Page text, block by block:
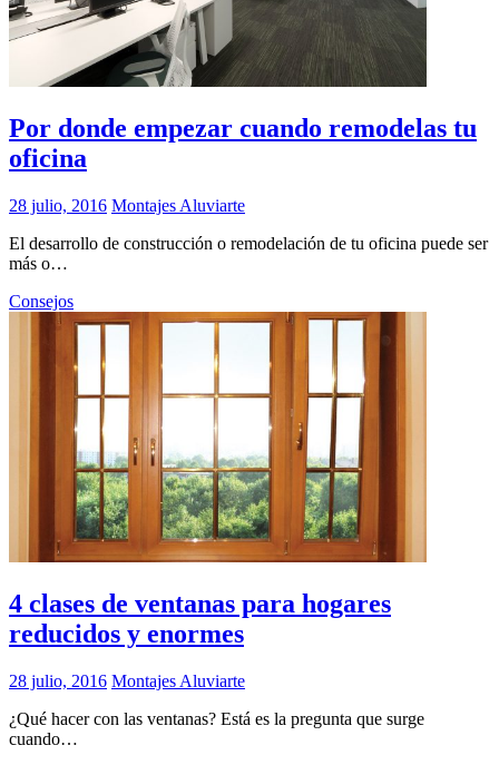
Por donde empezar cuando remodelas tu
oficina
28 julio, 2016 Montajes Aluviarte
El desarrollo de construcción o remodelación de tu oficina puede ser
más o…
Consejos
4 clases de ventanas para hogares
reducidos y enormes
28 julio, 2016 Montajes Aluviarte
¿Qué hacer con las ventanas? Está es la pregunta que surge
cuando…